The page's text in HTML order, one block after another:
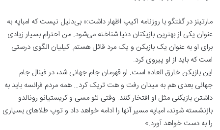
مارتینز در گفتگو با روزنامه اکیپ اظهار داشت:« بی‌دلیل نیست که امباپه به
عنوان یکی از بهترین بازیکنان دنیا شناخته می‌شود. من احترام بسیار زیادی
برای او به عنوان یک بازیکن و یک مرد قائل هستم. کیلیان الگوی درستی
است که باید از او پیروی کرد.
این بازیکن خارق العاده است. او قهرمان جام جهانی شد، در فینال جام
جهانی بعدی هم به میدان رفت و هت تریک کرد… همه مردم فرانسه باید به
داشتن بازیکنی مثل او افتخار کنند. وقتی لئو مسی و کریستیانو رونالدو
بازنشسته شوند، امباپه مسیر آنها را ادامه خواهد داد و توپ طلاهای بسیاری
را به دست خواهد آورد.»